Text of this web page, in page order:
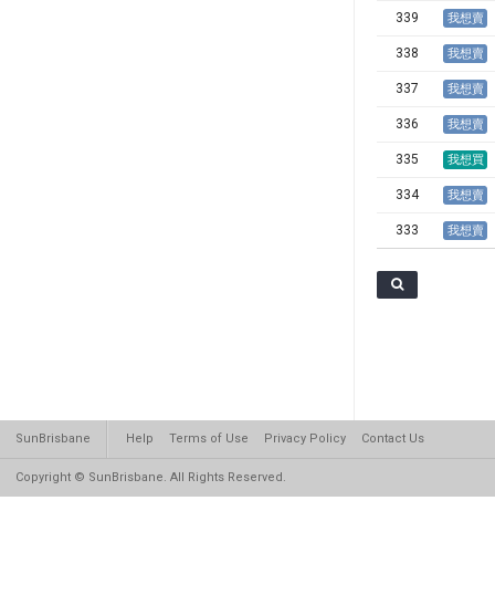
339 我想賣
338 我想賣
337 我想賣
336 我想賣
335 我想買
334 我想賣
333 我想賣
SunBrisbane Help Terms of Use Privacy Policy Contact Us
Copyright © SunBrisbane. All Rights Reserved.